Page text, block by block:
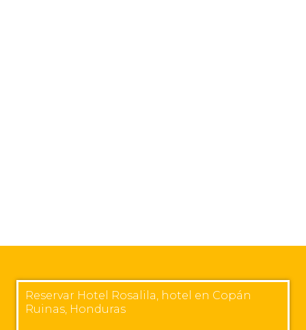
Reservar Hotel Rosalila, hotel en Copán
Ruinas, Honduras